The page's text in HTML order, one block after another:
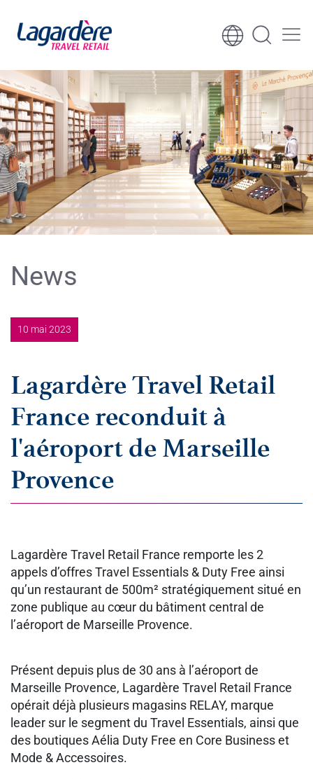
Aller au contenu
News
10 mai 2023
Lagardère Travel Retail
France reconduit à
l'aéroport de Marseille
Provence
Lagardère Travel Retail France remporte les 2
appels d’offres Travel Essentials & Duty Free ainsi
qu’un restaurant de 500m² stratégiquement situé en
zone publique au cœur du bâtiment central de
l’aéroport de Marseille Provence.
Présent depuis plus de 30 ans à l’aéroport de
Marseille Provence, Lagardère Travel Retail France
opérait déjà plusieurs magasins RELAY, marque
leader sur le segment du Travel Essentials, ainsi que
des boutiques Aélia Duty Free en Core Business et
Mode & Accessoires.